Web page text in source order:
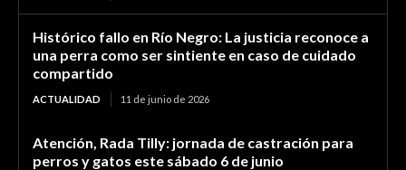
Histórico fallo en Río Negro: La justicia reconoce a
una perra como ser sintiente en caso de cuidado
compartido
ACTUALIDAD 11 de junio de 2026
Atención, Rada Tilly: jornada de castración para
perros y gatos este sábado 6 de junio